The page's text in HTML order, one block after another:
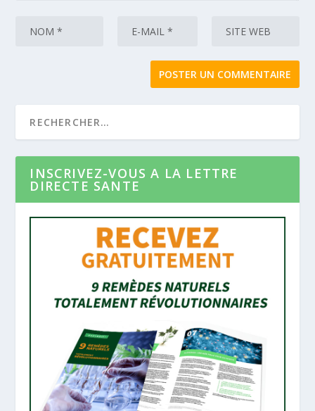
INSCRIVEZ-VOUS A LA LETTRE
DIRECTE SANTE